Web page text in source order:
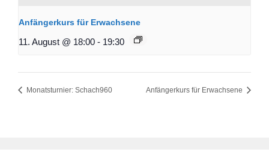
Anfängerkurs für Erwachsene
11. August @ 18:00 - 19:30
Monatsturnier: Schach960 Anfängerkurs für Erwachsene